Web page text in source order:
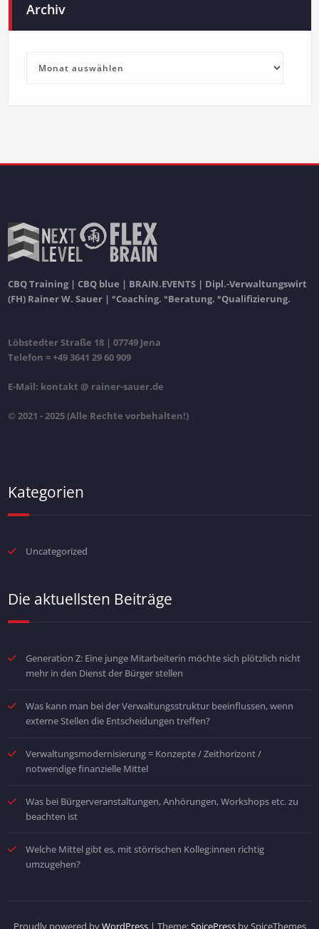
Archiv
CBQ Training | CBQ blue | BRAIN.EVENTS | Dipl.-Verwaltungswirt
(FH) Rainer W. Sauer | °Coaching. °Beratung. °Qualifizierung.
Löbstedter Straße 18 | 07749 Jena
Telefon = +49 3641 29 60 909
E-Mail: kontakt @ rainer-sauer.de
© 2021 - 2025 (Alle Rechte vorbehalten!)
Kategorien
Uncategorized
Die aktuellsten Beiträge
Generation Z: Eine junge Mitarbeiterin möchte sich plötzlich nicht
mehr in den Dienst der Bürger stellen
Was kann man bei der Verwaltungsstruktur beeinflussen, wenn
externe Stellen die Entscheidungen treffen?
Verwaltungsmodernisierung = Konzepte / Zeithorizont /
notwendige finanzielle Mittel
Was bei Bürgerveranstaltungen, Anhörungen, Workshops etc. zu
beachten ist
Welche Mittel gibt es, mit störrischen Kolleg:innen richtig
umzugehen?
Proudly powered byWordPress| Theme:SpicePressby SpiceThemes